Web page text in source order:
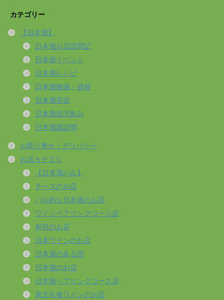
カテゴリー
【日本酒】
日本酒お店訪問記
日本酒イベント
日本酒レシピ
日本酒勉強・資格
日本酒美容
日本酒自宅飲み
日本酒蔵訪問
お取り寄せ・デリバリー
お店カテゴリ
【日本酒バル】
チーズのお店
バル的な日本酒のお店
ワインペアリングコース店
寿司のお店
日本ワインのお店
日本酒のある宿
日本酒のお店
日本酒ペアリングコース店
異文化食ワインのお店